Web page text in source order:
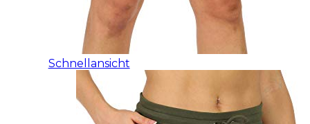
Schnellansicht